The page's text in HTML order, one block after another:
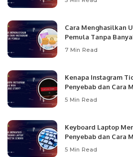
Cara Menghasilkan
Pemula Tanpa
7 Min Read
Kenapa Instagram
Penyebab dan Cara
5 Min Read
Keyboard Laptop
Penyebab dan Cara
5 Min Read